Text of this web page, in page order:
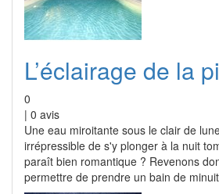
L’éclairage de la
0
| 0 avis
Une eau miroitante sous le clair de
irrépressible de s'y plonger à la nuit
paraît bien romantique ? Revenons
permettre de prendre un bain de